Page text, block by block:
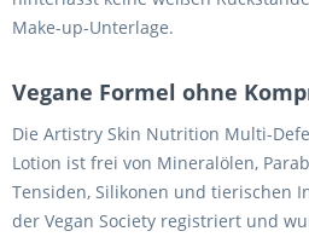
Make-up-Unterlage.
Vegane Formel ohne
Die Artistry Skin Nutrition Multi-
Lotion ist frei von Mineralölen,
Tensiden, Silikonen und tierischen
der Vegan Society registriert und